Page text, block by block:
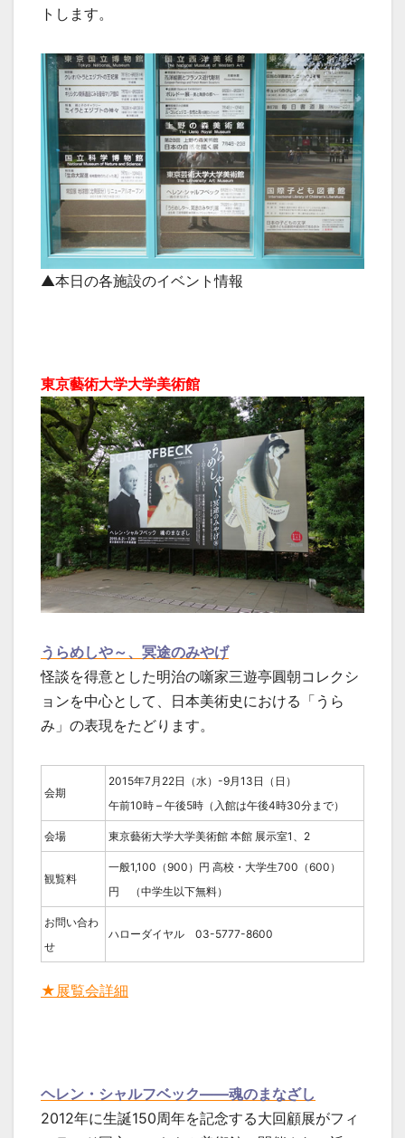
トします。
▲本日の各施設のイベント情報
東京藝術大学大学美術館
うらめしや～、冥途のみやげ
怪談を得意とした明治の噺家三遊亭圓朝コレクシ
ョンを中心として、日本美術史における「うら
み」の表現をたどります。
会期
2015年7月22日（水）-9月13日（日）
午前10時 – 午後5時（入館は午後4時30分まで）
会場 東京藝術大学大学美術館 本館 展示室1、2
観覧料
一般1,100（900）円 高校・大学生700（600）
円 （中学生以下無料）
お問い合わ
せ
ハローダイヤル 03-5777-8600
★展覧会詳細
ヘレン・シャルフベック――魂のまなざし
2012年に生誕150周年を記念する大回顧展がフィ